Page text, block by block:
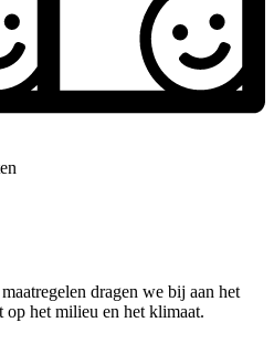
dragen we bij aan het
op het milieu en het klimaat.